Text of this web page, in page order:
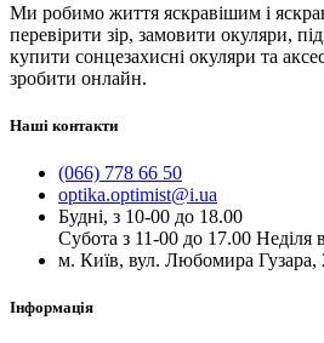
Ми робимо життя яскравішим і
перевірити зір, замовити окуляри,
купити сонцезахисні окуляри та
зробити онлайн.
Наші контакти
(066) 778 66 50
optika.optimist@i.ua
Будні, з 10-00 до 18.00
Субота з 11-00 до 17.00 Неділя
м. Київ, вул. Любомира Гузара,
Інформація